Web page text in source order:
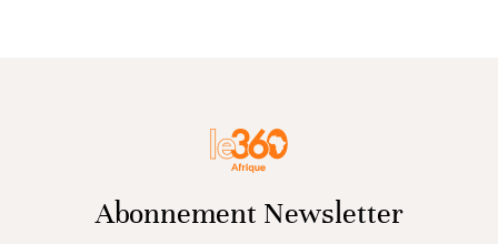
Abonnement Newsletter